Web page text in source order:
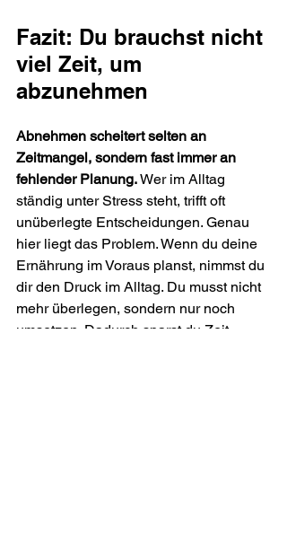
Fazit: Du brauchst nicht
viel Zeit, um
abzunehmen
Abnehmen scheitert selten an
Zeitmangel, sondern fast immer an
fehlender Planung. Wer im Alltag
ständig unter Stress steht, trifft oft
unüberlegte Entscheidungen. Genau
hier liegt das Problem. Wenn du deine
Ernährung im Voraus planst, nimmst du
dir den Druck im Alltag. Du musst nicht
mehr überlegen, sondern nur noch
umsetzen. Dadurch sparst du Zeit,